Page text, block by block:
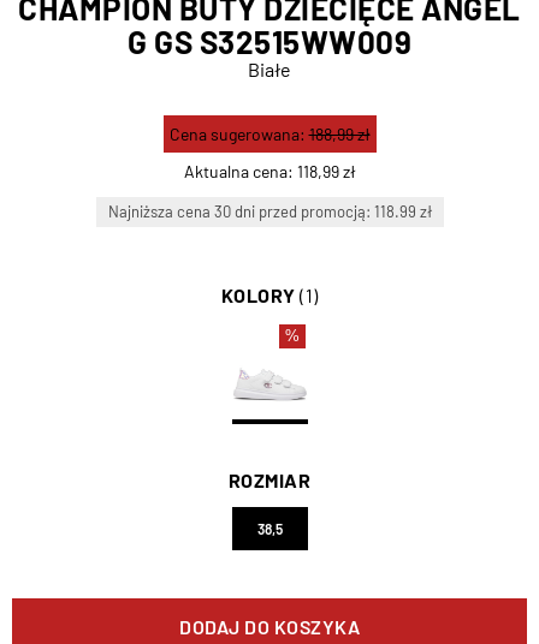
CHAMPION BUTY DZIECIĘCE ANGEL
G GS S32515WW009
Białe
Aktualna cena: 118,99 zł
Cena sugerowana:188,99 zł
Najniższa cena 30 dni przed promocją: 118.99 zł
KOLORY (1)
%
ROZMIAR
38,5
DODAJ DO KOSZYKA